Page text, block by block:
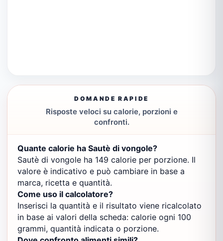
DOMANDE RAPIDE
Risposte veloci su calorie, porzioni e
confronti.
Quante calorie ha Sautè di vongole?
Sautè di vongole ha 149 calorie per porzione. Il
valore è indicativo e può cambiare in base a
marca, ricetta e quantità.
Come uso il calcolatore?
Inserisci la quantità e il risultato viene ricalcolato
in base ai valori della scheda: calorie ogni 100
grammi, quantità indicata o porzione.